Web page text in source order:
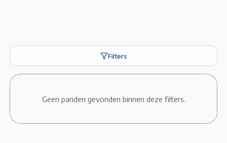
Filters
Geen panden gevonden binnen deze filters.